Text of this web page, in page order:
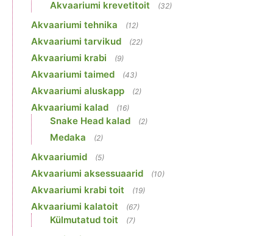
Akvaariumi krevetitoit (32)
Akvaariumi tehnika (12)
Akvaariumi tarvikud (22)
Akvaariumi krabi (9)
Akvaariumi taimed (43)
Akvaariumi aluskapp (2)
Akvaariumi kalad (16)
Snake Head kalad (2)
Medaka (2)
Akvaariumid (5)
Akvaariumi aksessuaarid (10)
Akvaariumi krabi toit (19)
Akvaariumi kalatoit (67)
Külmutatud toit (7)